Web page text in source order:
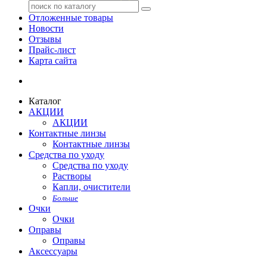
Отложенные товары
Новости
Отзывы
Прайс-лист
Карта сайта
Каталог
АКЦИИ
АКЦИИ
Контактные линзы
Контактные линзы
Средства по уходу
Средства по уходу
Растворы
Капли, очистители
Больше
Очки
Очки
Оправы
Оправы
Аксессуары